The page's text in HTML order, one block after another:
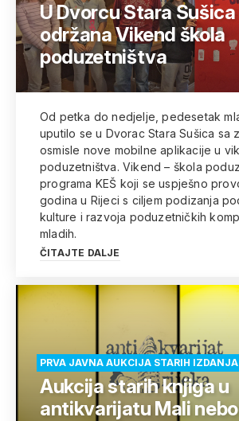
U Dvorcu Stara Sušica
održana Vikend škola
poduzetništva
Od petka do nedjelje, pedesetak
uputilo se u Dvorac Stara Sušica sa
osmisle nove mobilne aplikacije u
poduzetništva. Vikend – škola
programa KEŠ koji se uspješno
godina u Rijeci s ciljem podizanja
kulture i razvoja poduzetničkih
mladih.
ČITAJTE DALJE
PRVA JAVNA AUKCIJA STARIH IZDANJA
Aukcija starih knjiga u
antikvarijatu Mali